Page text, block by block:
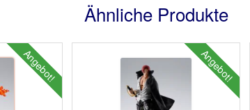
Ähnliche Produkte
Angebot! Angebot!